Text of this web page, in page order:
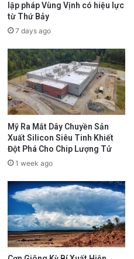
lập pháp Vùng Vịnh có hiệu lực
từ Thứ Bảy
7 days ago
Mỹ Ra Mắt Dây Chuyền Sản
Xuất Silicon Siêu Tinh Khiết
Đột Phá Cho Chip Lượng Tử
1 week ago